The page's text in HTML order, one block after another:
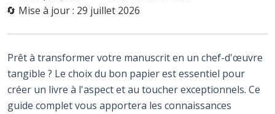
🔄 Mise à jour : 29 juillet 2026
Prêt à transformer votre manuscrit en un chef-d'œuvre
tangible ? Le choix du bon papier est essentiel pour
créer un livre à l'aspect et au toucher exceptionnels. Ce
guide complet vous apportera les connaissances